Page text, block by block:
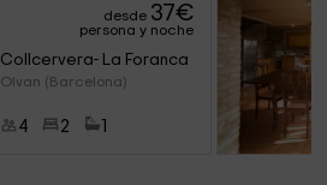
desde 37€
persona y noche
Collcervera- La Foranca
Olvan (Barcelona)
4 2